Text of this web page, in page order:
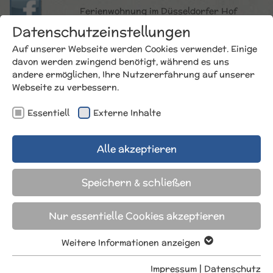
Ferienwohnung im Düsseldorfer Hof
Bismarckstr. 4 | 26548 Norderney
Seeblick | Design | lässig… komfortabel
Datenschutzeinstellungen
Auf unserer Webseite werden Cookies verwendet. Einige
davon werden zwingend benötigt, während es uns
andere ermöglichen, Ihre Nutzererfahrung auf unserer
Webseite zu verbessern.
Essentiell Externe Inhalte
Alle akzeptieren
Speichern & schließen
Nur essentielle Cookies akzeptieren
Essentiell
Essentielle Cookies werden für grundlegende
Weitere Informationen anzeigen
Impressum | Datenschutz